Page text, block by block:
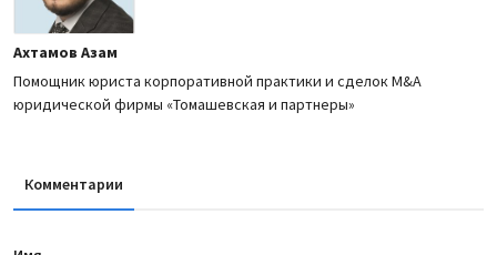
Ахтамов Азам
Помощник юриста корпоративной практики и сделок M&A
юридической фирмы «Томашевская и партнеры»
Комментарии